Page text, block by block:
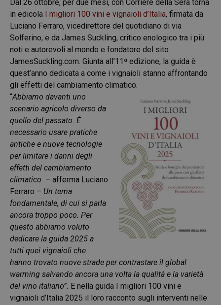
Dal 26 ottobre, per due mesi, con Corriere della Sera torna
in edicola I migliori 100 vini e vignaioli d’Italia, firmata da
Luciano Ferraro, vicedirettore del quotidiano di via
Solferino, e da James Suckling, critico enologico tra i più
noti e autorevoli al mondo e fondatore del sito
JamesSuckling.com. Giunta all’11ª edizione, la guida è
quest’anno dedicata a come i vignaioli stanno affrontando
gli effetti del cambiamento climatico.
“Abbiamo davanti uno
scenario agricolo diverso da
quello del passato. È
necessario usare pratiche
antiche e nuove tecnologie
per limitare i danni degli
effetti del cambiamento
climatico. – afferma Luciano
Ferraro – Un tema
fondamentale, di cui si parla
ancora troppo poco. Per
questo abbiamo voluto
dedicare la guida 2025 a
tutti quei vignaioli che
hanno trovato nuove strade per contrastare il global
warming salvando ancora una volta la qualità e la varietà
del vino italiano”. E nella guida I migliori 100 vini e
vignaioli d’Italia 2025 il loro racconto sugli interventi nelle